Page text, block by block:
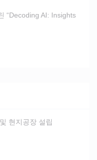
“Decoding AI: Insights
현지공장 설립